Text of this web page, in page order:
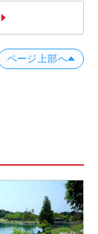
ページ上部へ